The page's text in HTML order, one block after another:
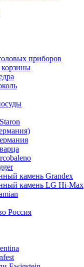
приборов
камень Grandex
камень LG Hi-Max
Россия